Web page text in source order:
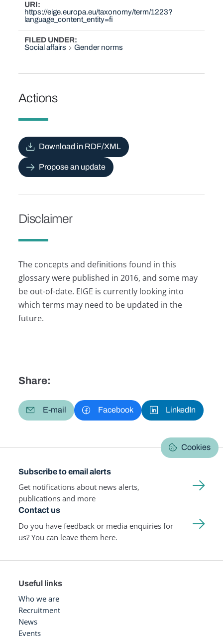
URI
https://eige.europa.eu/taxonomy/term/1223?
language_content_entity=fi
FILED UNDER
Social affairs
Gender norms
Actions
Download in RDF/XML
Propose an update
Disclaimer
The concepts and definitions found in this
glossary were published in 2016, and some may
be out-of-date. EIGE is currently looking into
which terms may need to be updated in the
future.
Share:
E-mail Facebook LinkedIn
Cookies
Subscribe to email alerts
Get notifications about news alerts,
publications and more
Contact us
Do you have feedback or media enquiries for
us? You can leave them here.
Useful links
Who we are
Recruitment
News
Events